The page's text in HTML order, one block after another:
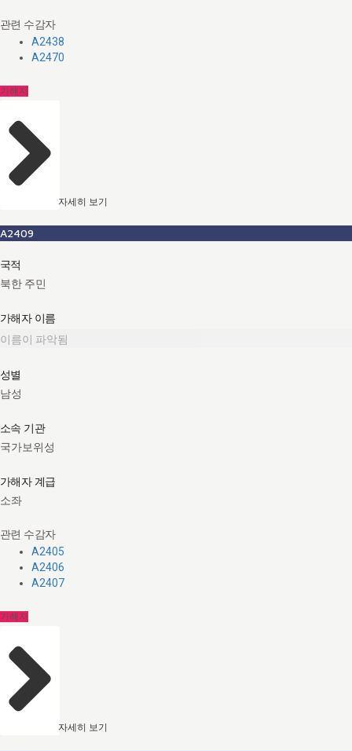
관련 수감자
A2438
A2470
가해자
자세히 보기
A2409
국적
북한 주민
가해자 이름
이름이 파악됨
성별
남성
소속 기관
국가보위성
가해자 계급
소좌
관련 수감자
A2405
A2406
A2407
가해자
자세히 보기